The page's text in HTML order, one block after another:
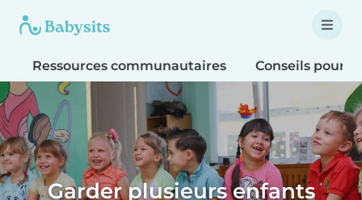
Ressources communautaires Conseils pour
Garder plusieurs enfants